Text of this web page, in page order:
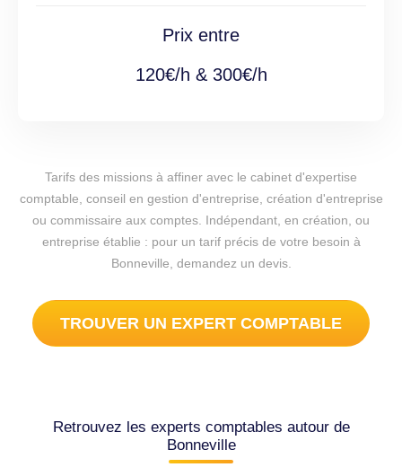
Prix entre
120€/h & 300€/h
Tarifs des missions à affiner avec le cabinet d'expertise
comptable, conseil en gestion d'entreprise, création d'entreprise
ou commissaire aux comptes. Indépendant, en création, ou
entreprise établie : pour un tarif précis de votre besoin à
Bonneville, demandez un devis.
TROUVER UN EXPERT COMPTABLE
Retrouvez les experts comptables autour de
Bonneville